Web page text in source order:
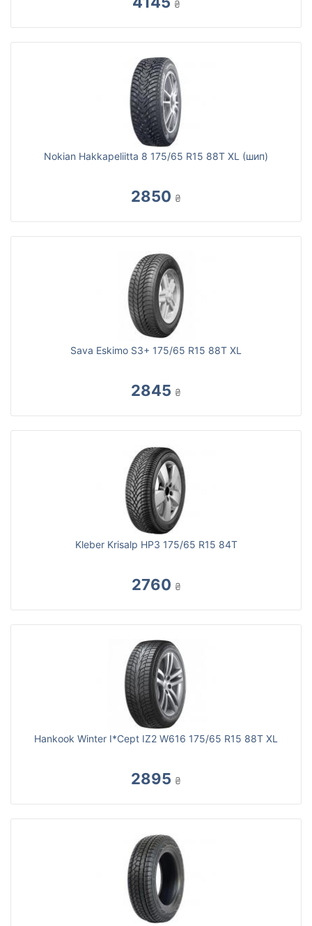
₴
Nokian Hakkapeliitta 8 175/65 R15 88T XL (шип)
2850 ₴
Sava Eskimo S3+ 175/65 R15 88T XL
2845 ₴
Kleber Krisalp HP3 175/65 R15 84T
2760 ₴
Hankook Winter I*Cept IZ2 W616 175/65 R15 88T XL
2895 ₴